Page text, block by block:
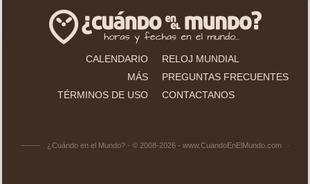
CALENDARIO
RELOJ MUNDIAL
MÁS
PREGUNTAS FRECUENTES
TÉRMINOS DE USO
CONTACTANOS
¿Cuándo en el Mundo? - © 2008-2026 - www.CuandoEnElMundo.com